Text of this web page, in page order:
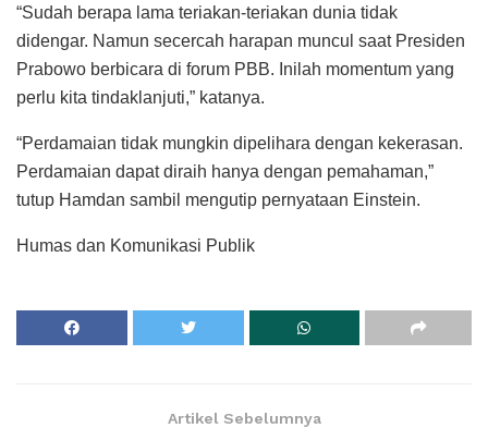
“Sudah berapa lama teriakan-teriakan dunia tidak
didengar. Namun secercah harapan muncul saat Presiden
Prabowo berbicara di forum PBB. Inilah momentum yang
perlu kita tindaklanjuti,” katanya.
“Perdamaian tidak mungkin dipelihara dengan kekerasan.
Perdamaian dapat diraih hanya dengan pemahaman,”
tutup Hamdan sambil mengutip pernyataan Einstein.
Humas dan Komunikasi Publik
Artikel Sebelumnya